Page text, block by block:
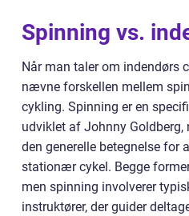
Spinning vs.
Når man taler om indendørs
nævne forskellen mellem
cykling. Spinning er en
udviklet af Johnny
den generelle betegnelse for
stationær cykel. Begge
men spinning involverer
instruktører, der guider